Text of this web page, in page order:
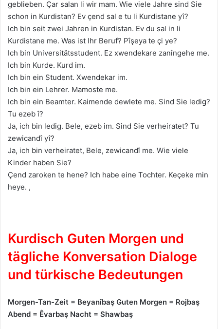
geblieben. Çar salan li wir mam. Wie viele Jahre sind Sie
schon in Kurdistan? Ev çend sal e tu li Kurdistane yî?
Ich bin seit zwei Jahren in Kurdistan. Ev du sal in li
Kurdistane me. Was ist Ihr Beruf? Pîşeya te çi ye?
Ich bin Universitätsstudent. Ez xwendekare zanîngehe me.
Ich bin Kurde. Kurd im.
Ich bin ein Student. Xwendekar im.
Ich bin ein Lehrer. Mamoste me.
Ich bin ein Beamter. Kaimende dewlete me. Sind Sie ledig?
Tu ezeb î?
Ja, ich bin ledig. Bele, ezeb im. Sind Sie verheiratet? Tu
zewicandî yî?
Ja, ich bin verheiratet, Bele, zewicandî me. Wie viele
Kinder haben Sie?
Çend zaroken te hene? Ich habe eine Tochter. Keçeke min
heye. ,
Kurdisch Guten Morgen und
tägliche Konversation Dialoge
und türkische Bedeutungen
Morgen-Tan-Zeit = Beyanîbaş Guten Morgen = Rojbaş
Abend = Êvarbaş Nacht = Shawbaş